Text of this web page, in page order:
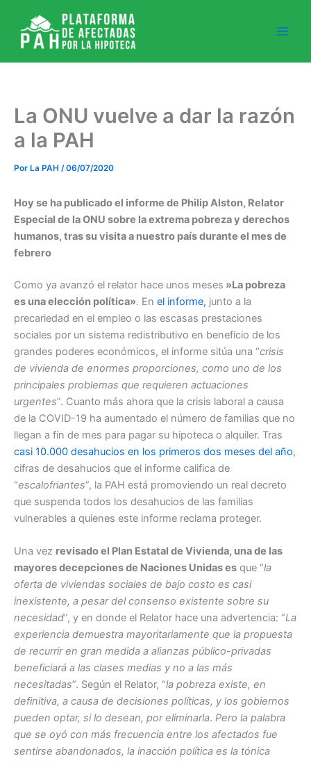
contenido
La ONU vuelve a dar la razón
a la PAH
Por La PAH /06/07/2020
Hoy se ha publicado el informe de Philip Alston, Relator
Especial de la ONU sobre la extrema pobreza y derechos
humanos, tras su visita a nuestro país durante el mes de
febrero
Como ya avanzó el relator hace unos meses »La pobreza
es una elección política». En el informe, junto a la
precariedad en el empleo o las escasas prestaciones
sociales por un sistema redistributivo en beneficio de los
grandes poderes económicos, el informe sitúa una “crisis
de vivienda de enormes proporciones, como uno de los
principales problemas que requieren actuaciones
urgentes”. Cuanto más ahora que la crisis laboral a causa
de la COVID-19 ha aumentado el número de familias que no
llegan a fin de mes para pagar su hipoteca o alquiler. Tras
casi 10.000 desahucios en los primeros dos meses del año,
cifras de desahucios que el informe califica de
“escalofriantes”, la PAH está promoviendo un real decreto
que suspenda todos los desahucios de las familias
vulnerables a quienes este informe reclama proteger.
Una vez revisado el Plan Estatal de Vivienda, una de las
mayores decepciones de Naciones Unidas es que “la
oferta de viviendas sociales de bajo costo es casi
inexistente, a pesar del consenso existente sobre su
necesidad”, y en donde el Relator hace una advertencia: “La
experiencia demuestra mayoritariamente que la propuesta
de recurrir en gran medida a alianzas público-privadas
beneficiará a las clases medias y no a las más
necesitadas”. Según el Relator, “la pobreza existe, en
definitiva, a causa de decisiones políticas, y los gobiernos
pueden optar, si lo desean, por eliminarla. Pero la palabra
que se oyó con más frecuencia entre los afectados fue
sentirse abandonados, la inacción política es la tónica